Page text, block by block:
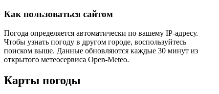
Как пользоваться сайтом
Погода определяется автоматически по вашему IP-адресу.
Чтобы узнать погоду в другом городе, воспользуйтесь
поиском выше. Данные обновляются каждые 30 минут из
открытого метеосервиса Open-Meteo.
Карты погоды